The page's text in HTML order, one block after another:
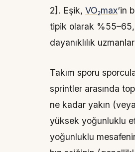
2]. Eşik, VO₂max‘in
tipik olarak %55–65,
dayanıklılık
Takım sporu
sprintler arasında
ne kadar yakın
yüksek yoğunluklu
yoğunluklu